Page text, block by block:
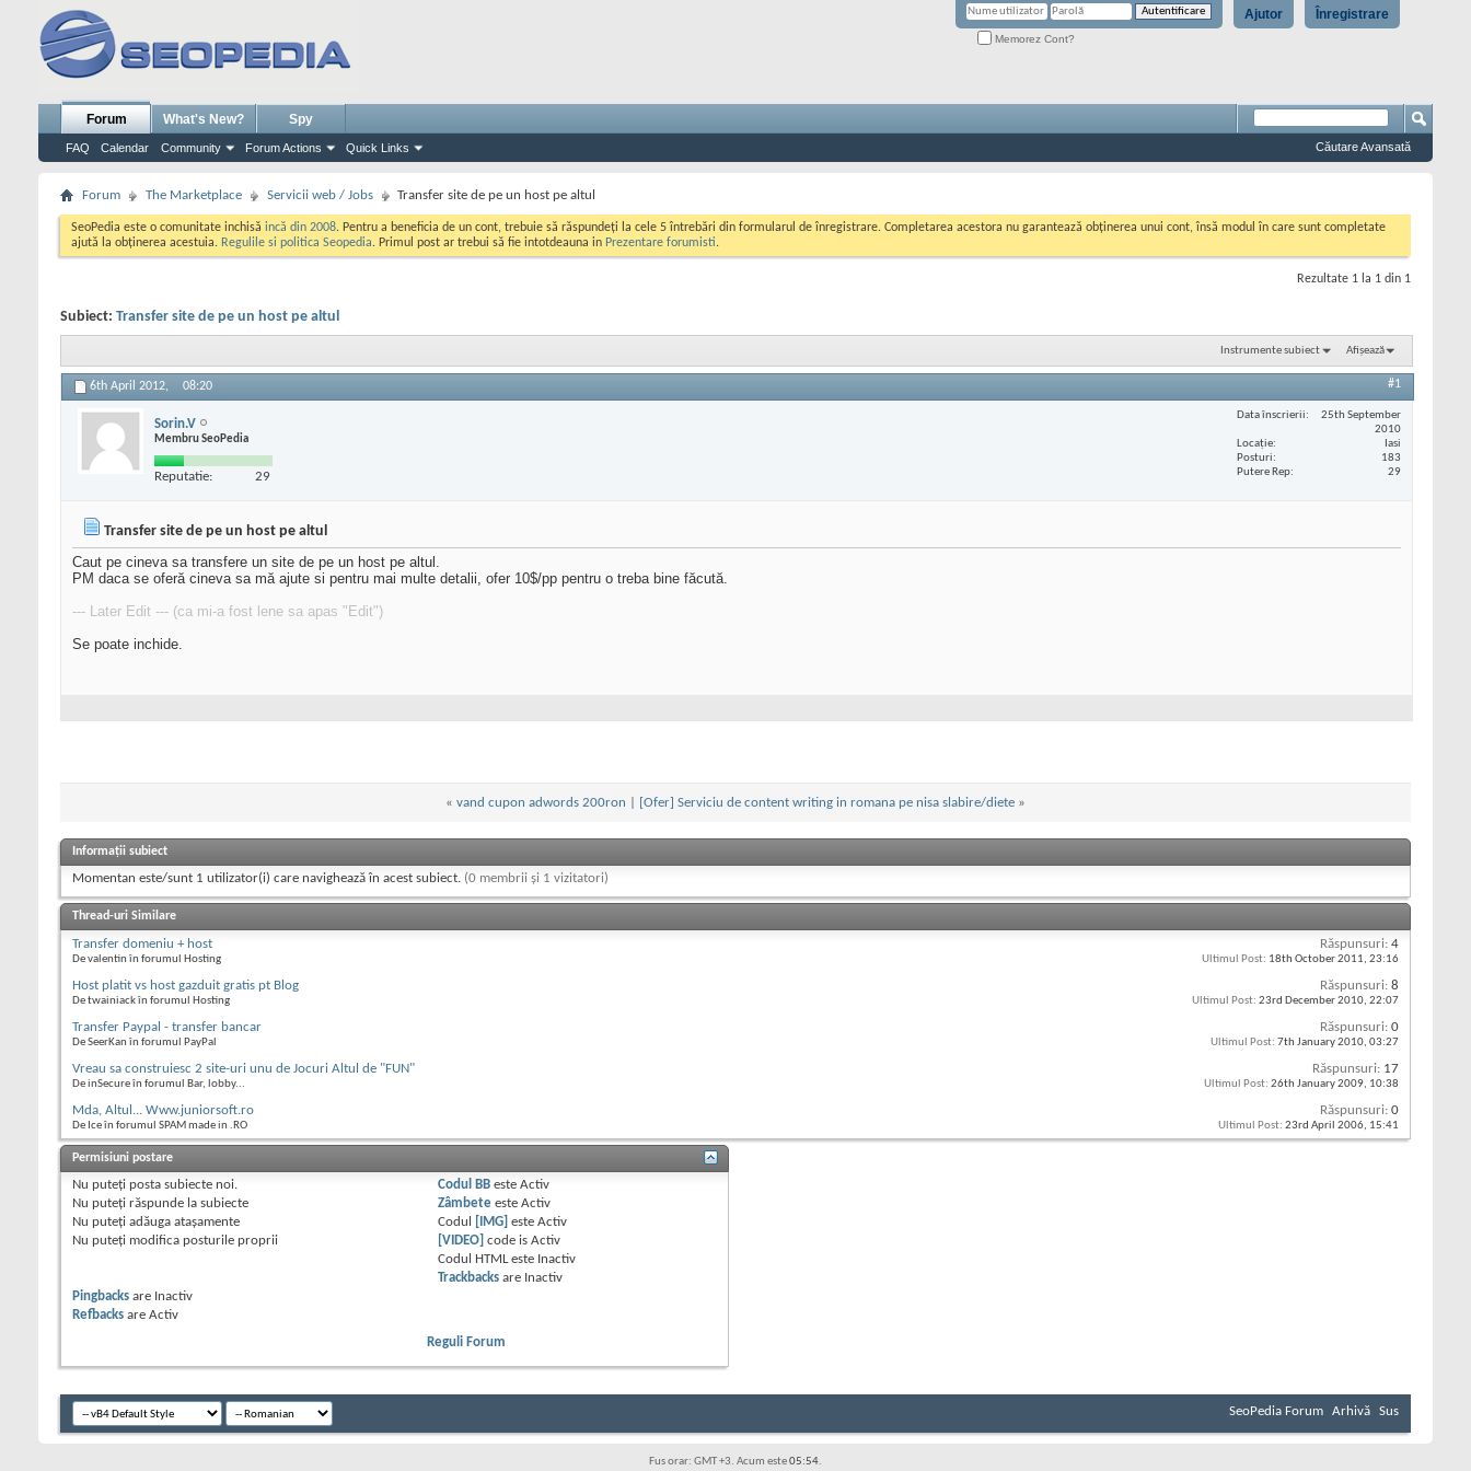
Înregistrare
Ajutor
Memorez Cont?
Forum
FAQ Calendar Community Forum Actions Quick Links
What's New? Spy
Căutare Avansată
Forum The Marketplace Servicii web / Jobs Transfer site de pe un host pe altul
SeoPedia este o comunitate inchisă incă din 2008. Pentru a beneficia de un cont, trebuie să răspundeți la cele 5 întrebări din formularul de înregistrare. Completarea acestora nu garantează obținerea unui cont, însă modul în care sunt completate
ajută la obținerea acestuia. Regulile si politica Seopedia. Primul post ar trebui să fie intotdeauna in Prezentare forumisti.
Rezultate 1 la 1 din 1
Subiect: Transfer site de pe un host pe altul
Instrumente subiect Afișează
6th April 2012, 08:20 #1
Sorin.V
Membru SeoPedia
Reputatie: 29
Data înscrierii
25th September
2010
Locaţie
Iasi
Posturi
183
Putere Rep
29
Transfer site de pe un host pe altul
Caut pe cineva sa transfere un site de pe un host pe altul.
PM daca se oferă cineva sa mă ajute si pentru mai multe detalii, ofer 10$/pp pentru o treba bine făcută.
--- Later Edit --- (ca mi-a fost lene sa apas "Edit")
Se poate inchide.
« vand cupon adwords 200ron [Ofer] Serviciu de content writing in romana pe nisa slabire/diete »
Informații subiect
Momentan este/sunt 1 utilizator(i) care navighează în acest subiect. (0 membrii și 1 vizitatori)
Thread-uri Similare
Transfer domeniu + host
De valentin în forumul Hosting
Răspunsuri: 4
Ultimul Post: 18th October 2011, 23:16
Host platit vs host gazduit gratis pt Blog
De twainiack în forumul Hosting
Răspunsuri: 8
Ultimul Post: 23rd December 2010, 22:07
Transfer Paypal - transfer bancar
De SeerKan în forumul PayPal
Răspunsuri: 0
Ultimul Post: 7th January 2010, 03:27
Vreau sa construiesc 2 site-uri unu de Jocuri Altul de "FUN"
De inSecure în forumul Bar, lobby...
Răspunsuri: 17
Ultimul Post: 26th January 2009, 10:38
Mda, Altul... Www.juniorsoft.ro
De Ice în forumul SPAM made in .RO
Răspunsuri: 0
Ultimul Post: 23rd April 2006, 15:41
Permisiuni postare
Nu puteţi posta subiecte noi.
Nu puteţi răspunde la subiecte
Nu puteţi adăuga ataşamente
Nu puteţi modifica posturile proprii
Codul BB esteActiv
Zâmbete esteActiv
Codul
[IMG] esteActiv
[VIDEO] code isActiv
Codul HTML este Inactiv
Trackbacks are Inactiv
Pingbacks are Inactiv
Refbacks are Activ
Reguli Forum
SeoPedia Forum Arhivă Sus
Fus orar: GMT +3. Acum este05:54.